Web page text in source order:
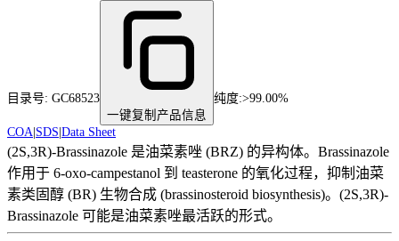
目录号: GC68523
一键复制产品信息
纯度:>99.00%
COA SDS Data Sheet
(2S,3R)-Brassinazole 是油菜素唑 (BRZ) 的异构体。Brassinazole
作用于 6-oxo-campestanol 到 teasterone 的氧化过程，抑制油菜
素类固醇 (BR) 生物合成 (brassinosteroid biosynthesis)。(2S,3R)-
Brassinazole 可能是油菜素唑最活跃的形式。